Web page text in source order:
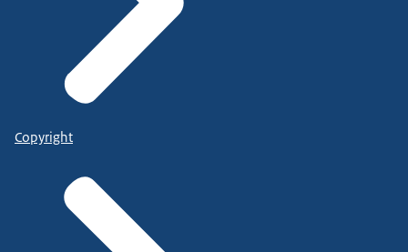
Copyright